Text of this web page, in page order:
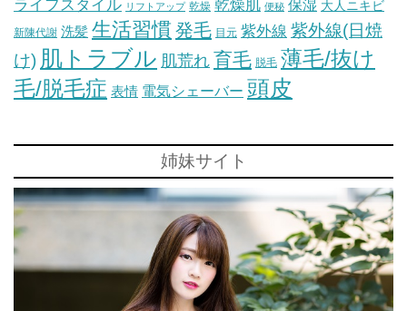
ライフスタイル リフトアップ 乾燥 乾燥肌 便秘 保湿 大人ニキビ
新陳代謝 洗髪 生活習慣 発毛 目元 紫外線 紫外線(日焼
け) 肌トラブル 肌荒れ育毛 脱毛 薄毛/抜け
毛/脱毛症 表情 電気シェーバー 頭皮
姉妹サイト